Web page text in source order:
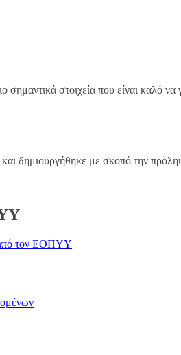
στοιχεία που είναι καλό
δημιουργήθηκε με σκοπό την
από τον ΕΟΠΥΥ